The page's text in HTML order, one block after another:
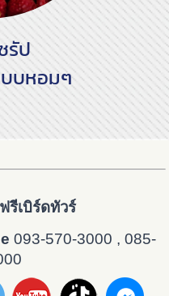
รัป
บหอมๆ
รีเบิร์ดทัวร์
093-570-3000 , 085-